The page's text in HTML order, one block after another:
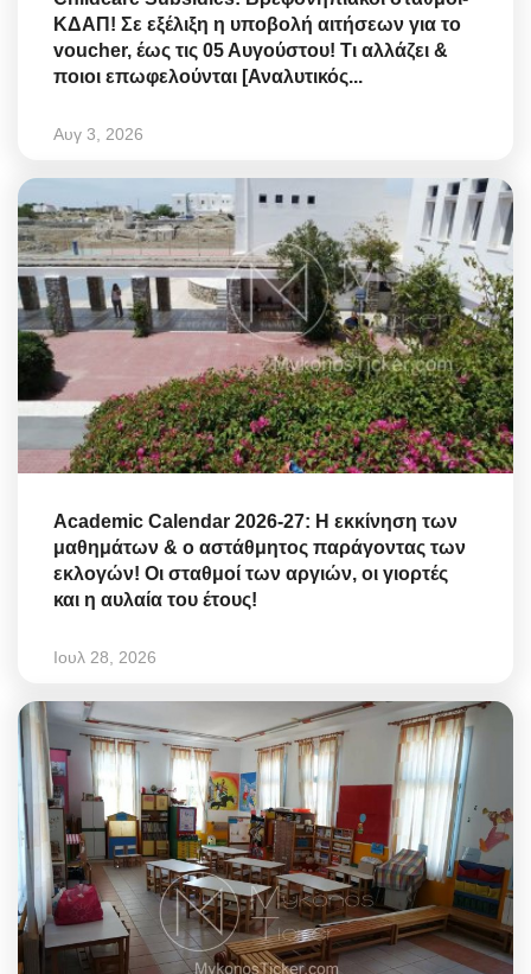
ΚΔΑΠ! Σε εξέλιξη η υποβολή αιτήσεων για το
voucher, έως τις 05 Αυγούστου! Τι αλλάζει &
ποιοι επωφελούνται [Αναλυτικός...
Αυγ 3, 2026
Academic Calendar 2026-27: Η εκκίνηση των
μαθημάτων & ο αστάθμητος παράγοντας των
εκλογών! Οι σταθμοί των αργιών, οι γιορτές
και η αυλαία του έτους!
Ιουλ 28, 2026